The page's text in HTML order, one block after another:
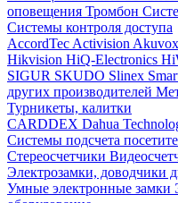
оповещения Тромбон
Системы контроля доступа
AccordTec Activision Akuvox
Hikvision HiQ-Electronics
SIGUR SKUDO Slinex
других производителей
Турникеты, калитки
CARDDEX Dahua
Системы подсчета
Стереосчетчики
Электрозамки, доводчики
Умные электронные замки